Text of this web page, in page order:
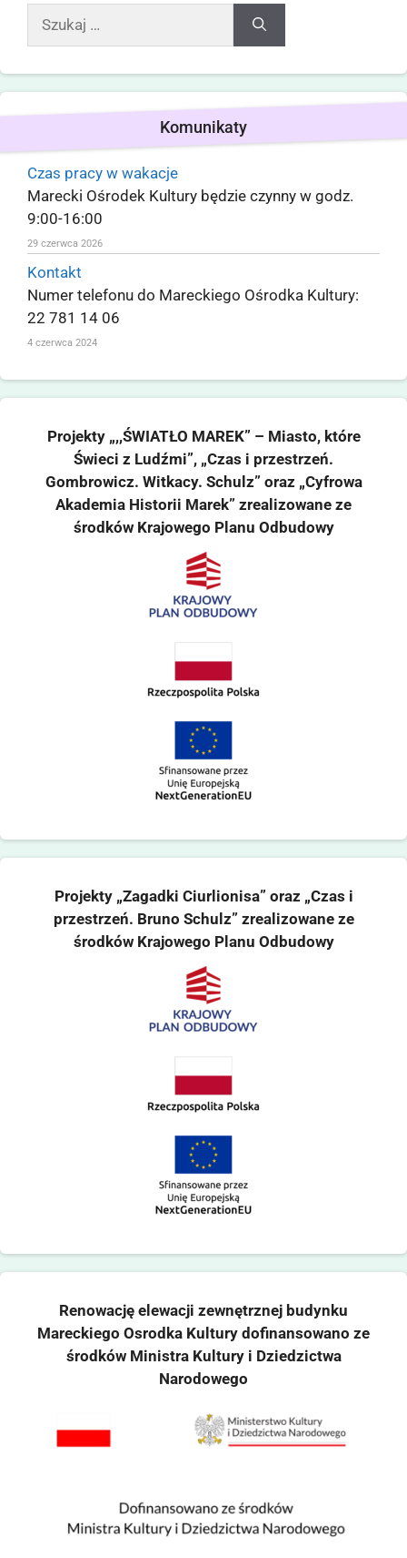
Komunikaty
Czas pracy w wakacje
Marecki Ośrodek Kultury będzie czynny w godz.
9:00-16:00
29 czerwca 2026
Kontakt
Numer telefonu do Mareckiego Ośrodka Kultury:
22 781 14 06
4 czerwca 2024
Projekty „,,ŚWIATŁO MAREK” – Miasto, które
Świeci z Ludźmi”, „Czas i przestrzeń.
Gombrowicz. Witkacy. Schulz” oraz „Cyfrowa
Akademia Historii Marek” zrealizowane ze
środków Krajowego Planu Odbudowy
Projekty „Zagadki Ciurlionisa” oraz „Czas i
przestrzeń. Bruno Schulz” zrealizowane ze
środków Krajowego Planu Odbudowy
Renowację elewacji zewnętrznej budynku
Mareckiego Osrodka Kultury dofinansowano ze
środków Ministra Kultury i Dziedzictwa
Narodowego